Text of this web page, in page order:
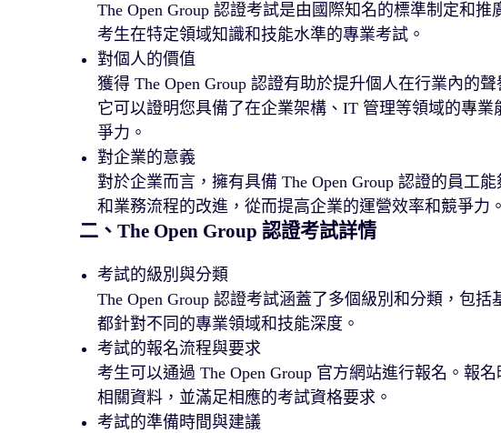
The Open Group 認證考試是由國際知名的標準制定和
考生在特定領域知識和技能水準的專業考試。
對個人的價值
獲得 The Open Group 認證有助於提升個人在行業內的
它可以證明您具備了在企業架構、IT 管理等領域的專
爭力。
對企業的意義
對於企業而言，擁有具備 The Open Group 認證的員工
和業務流程的改進，從而提高企業的運營效率和競爭力。
二、The Open Group 認證考試詳情
考試的級別與分類
The Open Group 認證考試涵蓋了多個級別和分類，包
都針對不同的專業領域和技能深度。
考試的報名流程與要求
考生可以通過 The Open Group 官方網站進行報名。報
相關資料，並滿足相應的考試資格要求。
考試的準備時間與建議